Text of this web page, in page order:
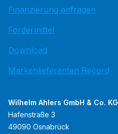
Finanzierung anfragen
Fördermittel
Download
Markenlieferanten Record
Wilhelm Ahlers GmbH & Co. KG
Hafenstraße 3
49090 Osnabrück